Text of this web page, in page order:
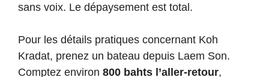
sans voix. Le dépaysement est total.
Pour les détails pratiques concernant Koh
Kradat, prenez un bateau depuis Laem Son.
Comptez environ 800 bahts l’aller-retour,